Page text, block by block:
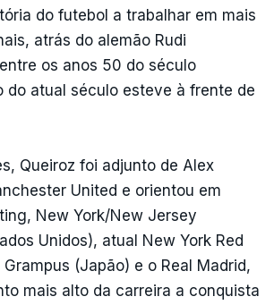
do futebol a trabalhar em mais
atrás do alemão Rudi
os anos 50 do século
do atual século esteve à frente de
Queiroz foi adjunto de Alex
United e orientou em
New York/New Jersey
Unidos), atual New York Red
(Japão) e o Real Madrid,
mais alto da carreira a conquista